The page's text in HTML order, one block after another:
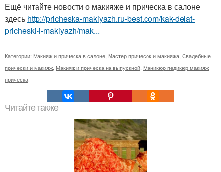
Ещё читайте новости о макияже и прическа в салоне
здесь http://pricheska-makiyazh.ru-best.com/kak-delat-
pricheski-i-makiyazh/mak...
Категории: Макияж и прическа в салоне Мастер причесок и макияжа Свадебные
прически и макияж Макияж и прическа на выпускной Маникюр педикюр макияж
прическа
Читайте также